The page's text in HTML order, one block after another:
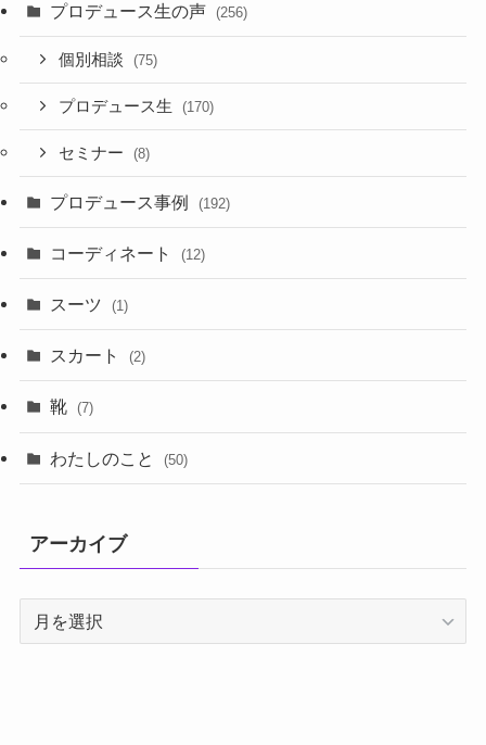
プロデュース生の声 (256)
個別相談 (75)
プロデュース生 (170)
セミナー (8)
プロデュース事例 (192)
コーディネート (12)
スーツ (1)
スカート (2)
靴 (7)
わたしのこと (50)
アーカイブ